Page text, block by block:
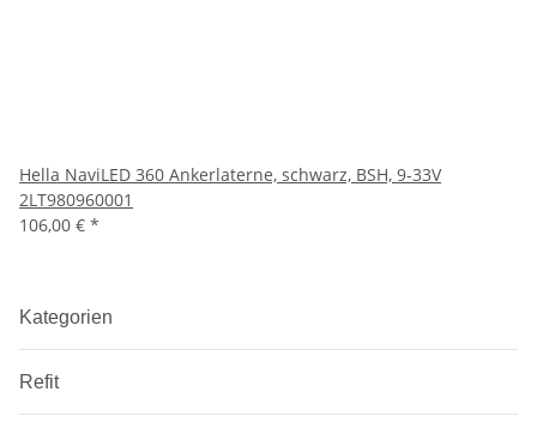
Hella NaviLED 360 Ankerlaterne, schwarz, BSH, 9-33V
2LT980960001
106,00 € *
Kategorien
Refit